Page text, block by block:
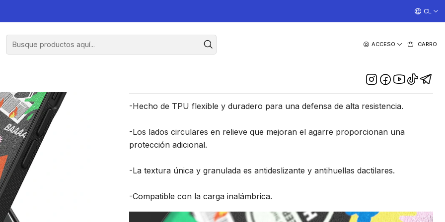
ACCESO CARRO
¡TRABAJAMOS TODOS LOS DIAS CON ENVIOS A TODO
CL
15
Carcasa Ringke Onyx Sticker Para
-Hecho de TPU flexible y duradero para una defensa de alta resistencia.
-Los lados circulares en relieve que mejoran el agarre proporcionan una
protección adicional.
-La textura única y granulada es antideslizante y antihuellas dactilares.
-Compatible con la carga inalámbrica.